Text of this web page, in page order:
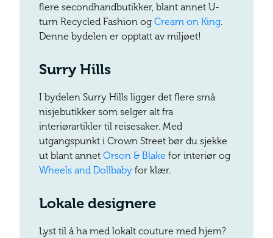
flere secondhandbutikker, blant annet U-
turn Recycled Fashion og Cream on King.
Denne bydelen er opptatt av miljøet!
Surry Hills
I bydelen Surry Hills ligger det flere små
nisjebutikker som selger alt fra
interiørartikler til reisesaker. Med
utgangspunkt i Crown Street bør du sjekke
ut blant annet Orson & Blake for interiør og
Wheels and Dollbaby for klær.
Lokale designere
Lyst til å ha med lokalt couture med hjem?